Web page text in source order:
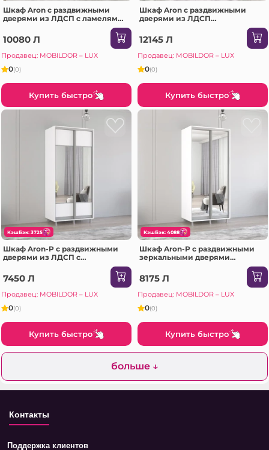
Шкаф Aron с раздвижными
дверями из ЛДСП с ламелями
10080 Л
Продавец: MOBILDOR – LUX
0(0)
Купить быстро
Шкаф Aron с раздвижными
дверями из ЛДСП
12145 Л
Продавец: MOBILDOR – LUX
0(0)
Купить быстро
КэшБэк: 3725
Шкаф Aron-P с раздвижными
дверями из ЛДСП с
(100x60x200H см) Белый
блестящий
7450 Л
Продавец: MOBILDOR – LUX
0(0)
Купить быстро
КэшБэк: 4088
Шкаф Aron-P с раздвижными
зеркальными дверями
8175 Л
Продавец: MOBILDOR – LUX
0(0)
Купить быстро
больше ↓
Контакты
Поддержка клиентов